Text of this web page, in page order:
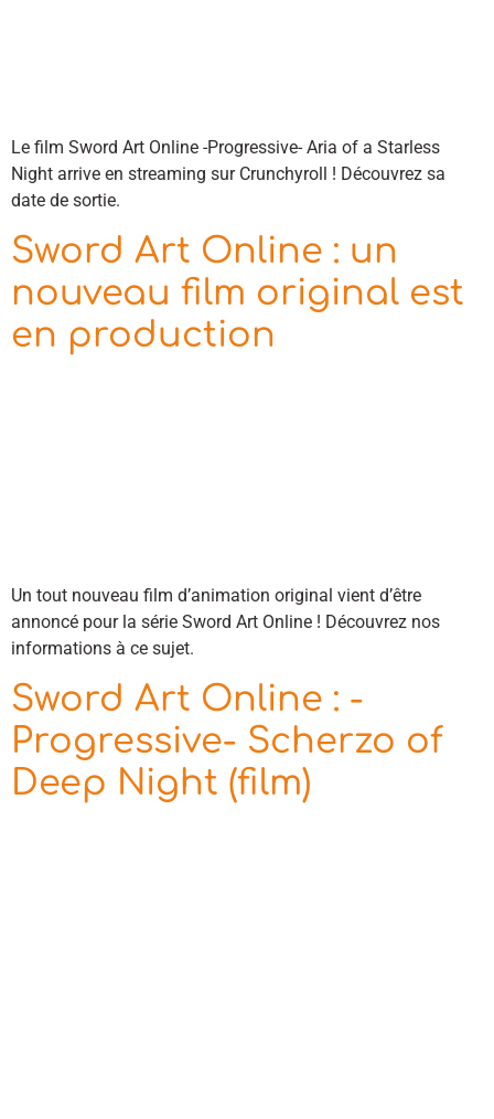
Le film Sword Art Online -Progressive- Aria of a Starless
Night arrive en streaming sur Crunchyroll ! Découvrez sa
date de sortie.
Sword Art Online : un
nouveau film original est
en production
Un tout nouveau film d’animation original vient d’être
annoncé pour la série Sword Art Online ! Découvrez nos
informations à ce sujet.
Sword Art Online : -
Progressive- Scherzo of
Deep Night (film)